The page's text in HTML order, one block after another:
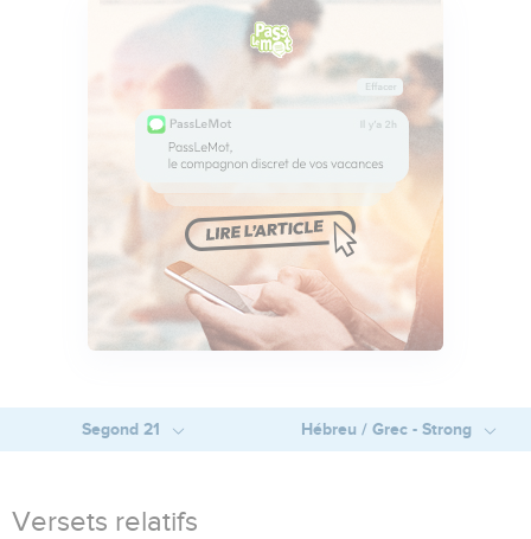
Segond 21 Hébreu / Grec - Strong
Versets relatifs